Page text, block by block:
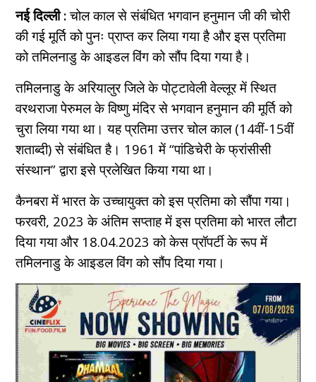
नई दिल्ली :चोल काल से संबंधित भगवान हनुमान जी की चोरी
की गई मूर्ति को पुनः प्राप्त कर लिया गया है और इस प्रतिमा
को तमिलनाडु के आइडल विंग को सौंप दिया गया है।
तमिलनाडु के अरियालुर जिले के पोट्टावेली वेल्लूर में स्थित
वरथराजा पेरुमल के विष्णु मंदिर से भगवान हनुमान की मूर्ति को
चुरा लिया गया था। यह प्रतिमा उत्तर चोल काल (14वीं-15वीं
शताब्दी) से संबंधित है। 1961 में “पांडिचेरी के फ्रांसीसी
संस्थान” द्वारा इसे प्रलेखित किया गया था।
कैनबरा में भारत के उच्चायुक्त को इस प्रतिमा को सौंपा गया।
फरवरी, 2023 के अंतिम सप्ताह में इस प्रतिमा को भारत लौटा
दिया गया और 18.04.2023 को केस प्रॉपर्टी के रूप में
तमिलनाडु के आइडल विंग को सौंप दिया गया।